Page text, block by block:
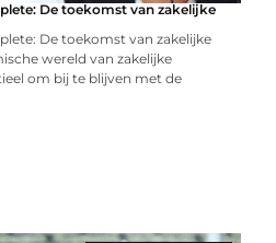
De toekomst van zakelijke
De toekomst van zakelijke
wereld van zakelijke
om bij te blijven met de